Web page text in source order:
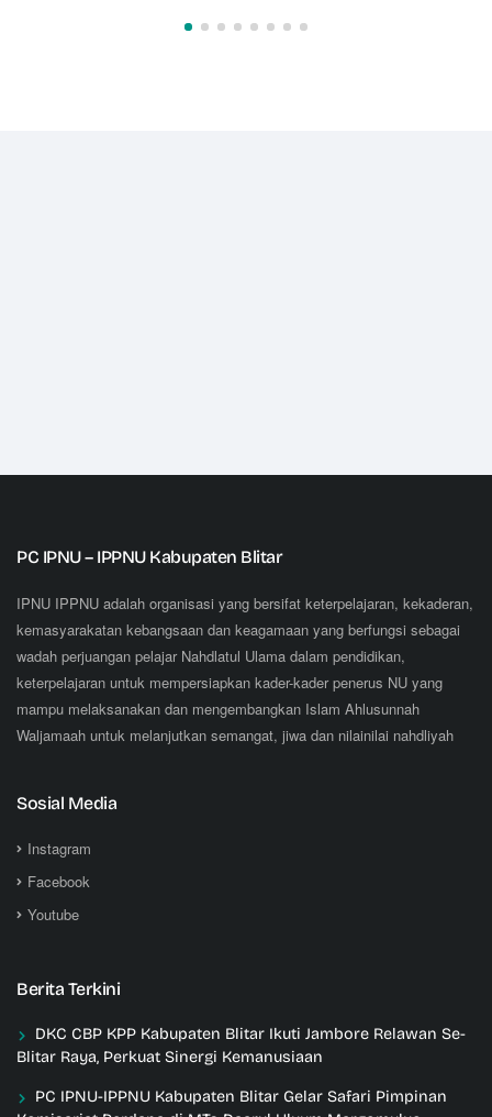
PC IPNU – IPPNU Kabupaten Blitar
IPNU IPPNU adalah organisasi yang bersifat keterpelajaran, kekaderan,
kemasyarakatan kebangsaan dan keagamaan yang berfungsi sebagai
wadah perjuangan pelajar Nahdlatul Ulama dalam pendidikan,
keterpelajaran untuk mempersiapkan kader-kader penerus NU yang
mampu melaksanakan dan mengembangkan Islam Ahlusunnah
Waljamaah untuk melanjutkan semangat, jiwa dan nilainilai nahdliyah
Sosial Media
Instagram
Facebook
Youtube
Berita Terkini
DKC CBP KPP Kabupaten Blitar Ikuti Jambore Relawan Se-
Blitar Raya, Perkuat Sinergi Kemanusiaan
PC IPNU-IPPNU Kabupaten Blitar Gelar Safari Pimpinan